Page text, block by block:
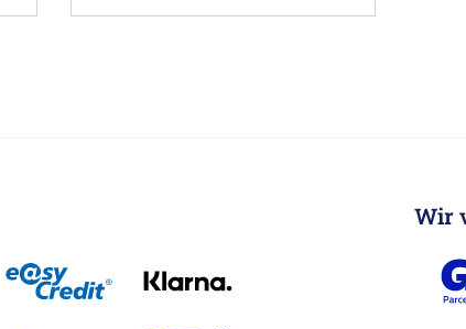
Wir